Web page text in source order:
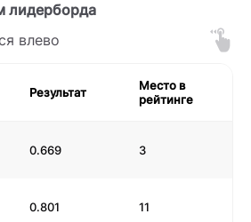
лидерборда
влево
Результат
Место в
рейтинге
0.669 3
0.801 11